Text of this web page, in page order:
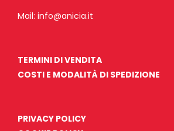
Mail: info@anicia.it
TERMINI DI VENDITA
COSTI E MODALITÀ DI SPEDIZIONE
PRIVACY POLICY